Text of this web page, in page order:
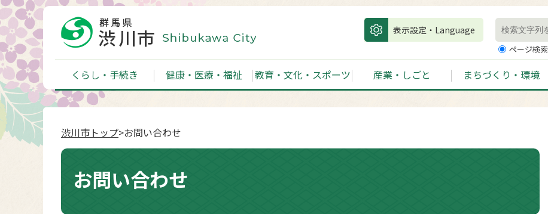
表示設定・Language
ページ検索
くらし・手続き 健康・医療・福祉 教育・文化・スポーツ 産業・しごと まちづくり・環境
渋川市トップ>お問い合わせ
お問い合わせ